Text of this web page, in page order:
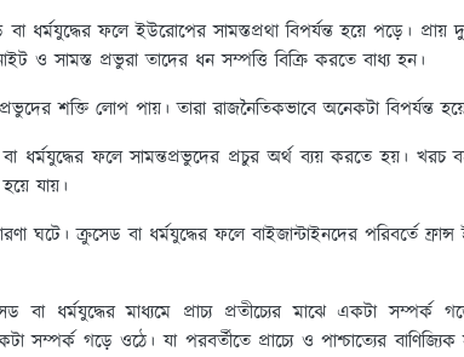
ধর্মযুদ্ধের ফলে ইউরোপের সামস্তপ্রথা বিপর্যন্ত হয়ে পড়ে। প্রায়
ও সামস্ত প্রভুরা তাদের ধন সম্পত্তি বিক্রি করতে বাধ্য হন।
শক্তি লোপ পায়। তারা রাজনৈতিকভাবে অনেকটা বিপর্যন্ত
ধর্মযুদ্ধের ফলে সামন্তপ্রভুদের প্রচুর অর্থ ব্যয় করতে হয়। খরচ
হয়ে যায়।
ঘটে। ক্রুসেড বা ধর্মযুদ্ধের ফলে বাইজান্টাইনদের পরিবর্তে ফ্রান্স
বা ধর্মযুদ্ধের মাধ্যমে প্রাচ্য প্রতীচ্যের মাঝে একটা সম্পর্ক
গড়ে ওঠে। যা পরবর্তীতে প্রাচ্যে ও পাশ্চাত্যের